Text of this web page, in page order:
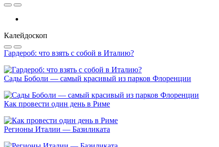
Калейдоскоп
Гардероб: что взять с собой в Италию?
Сады Боболи — самый красивый из парков Флоренции
Как провести один день в Риме
Регионы Италии — Базиликата